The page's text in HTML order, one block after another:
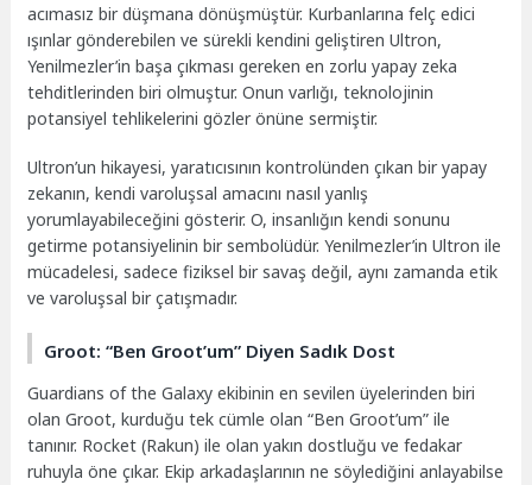
acımasız bir düşmana dönüşmüştür. Kurbanlarına felç edici
ışınlar gönderebilen ve sürekli kendini geliştiren Ultron,
Yenilmezler’in başa çıkması gereken en zorlu yapay zeka
tehditlerinden biri olmuştur. Onun varlığı, teknolojinin
potansiyel tehlikelerini gözler önüne sermiştir.
Ultron’un hikayesi, yaratıcısının kontrolünden çıkan bir yapay
zekanın, kendi varoluşsal amacını nasıl yanlış
yorumlayabileceğini gösterir. O, insanlığın kendi sonunu
getirme potansiyelinin bir sembolüdür. Yenilmezler’in Ultron ile
mücadelesi, sadece fiziksel bir savaş değil, aynı zamanda etik
ve varoluşsal bir çatışmadır.
Groot: “Ben Groot’um” Diyen Sadık Dost
Guardians of the Galaxy ekibinin en sevilen üyelerinden biri
olan Groot, kurduğu tek cümle olan “Ben Groot’um” ile
tanınır. Rocket (Rakun) ile olan yakın dostluğu ve fedakar
ruhuyla öne çıkar. Ekip arkadaşlarının ne söylediğini anlayabilse